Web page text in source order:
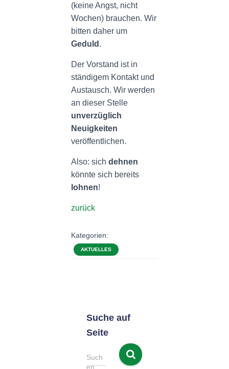
(keine Angst, nicht
Wochen) brauchen. Wir
bitten daher um
Geduld .
Der Vorstand ist in
ständigem Kontakt und
Austausch. Wir werden
an dieser Stelle
unverzüglich
Neuigkeiten
veröffentlichen.
Also: sich dehnen
könnte sich bereits
lohnen!
zurück
Kategorien:
AKTUELLES
Suche auf
Seite
S
u
Such
en …